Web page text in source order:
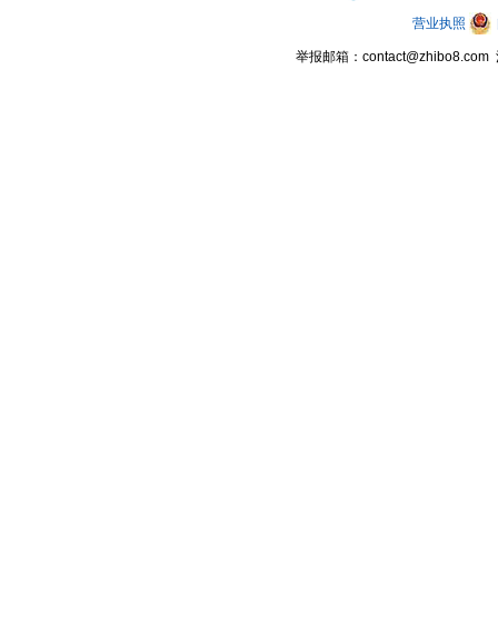
营业执照
举报邮箱：